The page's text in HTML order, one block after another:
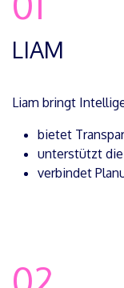
LIAM
Liam bringt
bietet
unterstützt
verbindet